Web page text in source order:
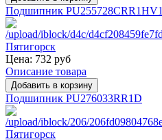
Подшипник PU255728CRR1HV1
Цена: 732 руб
Описание товара
Подшипник PU276033RR1D